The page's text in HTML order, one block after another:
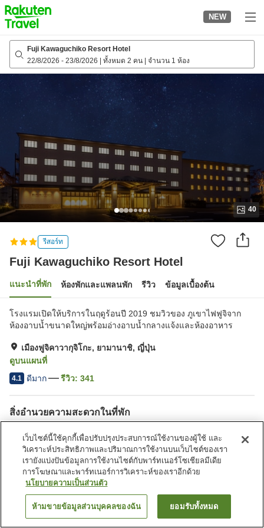
to
top
page
NEW
Fuji Kawaguchiko Resort Hotel
22/8/2026 - 23/8/2026 ทั้งหมด 2 คน จำนวน 1 ห้อง
40
รีสอร์ท
Fuji Kawaguchiko Resort Hotel
แนะนำที่พัก ห้องพักและแพลนพัก รีวิว ข้อมูลเบื้องต้น
โรงแรมเปิดให้บริการในฤดูร้อนปี 2019 ชมวิวของ ภูเขาไฟฟูจิจาก
ห้องอาบน้ำขนาดใหญ่พร้อมอ่างอาบน้ำกลางแจ้งและห้องอาหาร
เมืองฟูจิคาวากุจิโกะ, ยามานาชิ, ญี่ปุ่น
ดูบนแผนที่
4.1 ดีมาก รีวิว: 341
สิ่งอำนวยความสะดวกในที่พัก
ร้านอาหาร
ตู้จำหน่ายอัตโนมัติ
หน้าแรก ญี่ปุ่น ยามานาชิ
เมืองฟูจิคาวากุจิโกะ
Fuji Kawaguchiko Resort Hotel
ค้นหาห้องพัก
เว็บไซต์นี้ใช้คุกกี้เพื่อปรับปรุงประสบการณ์ใช้งานของผู้ใช้ และ
วิเคราะห์ประสิทธิภาพและปริมาณการใช้งานบนเว็บไซต์ของเรา
เรายังแบ่งปันข้อมูลการใช้งานไซต์กับพาร์ทเนอร์โซเชียลมีเดีย
การโฆษณาและพาร์ทเนอร์การวิเคราะห์ของเราอีกด้วย
นโยบายความเป็นส่วนตัว
ห้ามขายข้อมูลส่วนบุคคลของฉัน ยอมรับทั้งหมด